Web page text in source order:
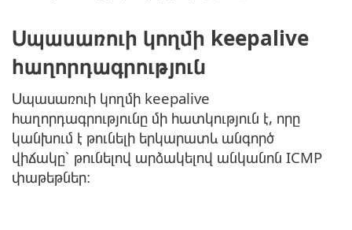
Սպասառուի կողմի keepalive
հաղորդագրություն
Սպասառուի կողմի keepalive
հաղորդագրությունը մի հատկություն է, որը
կանխում է թունելի երկարատև անգործ
վիճակը՝ թունելով արձակելով անկանոն ICMP
փաթեթներ։